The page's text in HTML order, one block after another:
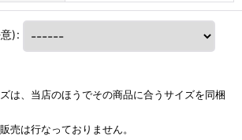
):
は、当店のほうでその商品に合うサイズを同梱
売は行なっておりません。